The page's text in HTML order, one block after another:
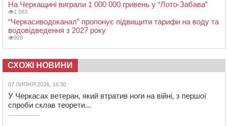
На Черкащині виграли 1 000 000 гривень у “Лото-Забава”
1 083
“Черкасиводоканал” пропонує підвищити тарифи на воду та
водовідведення з 2027 року
928
СХОЖІ НОВИНИ
07 ЛИПНЯ 2026, 16:30
У Черкасах ветеран, який втратив ноги на війні, з першої
спроби склав теорети...